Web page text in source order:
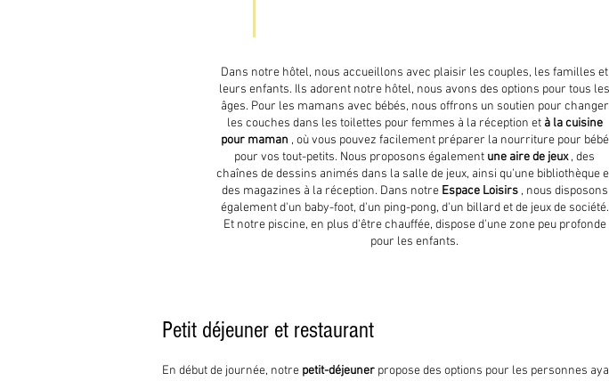
Dans notre hôtel, nous accueillons avec plaisir les couples, les familles et
leurs enfants. Ils adorent notre hôtel, nous avons des options pour tous les
âges. Pour les mamans avec bébés, nous offrons un soutien pour changer
les couches dans les toilettes pour femmes à la réception et à la cuisine
pour maman , où vous pouvez facilement préparer la nourriture pour bébé
pour vos tout-petits. Nous proposons également une aire de jeux, des
chaînes de dessins animés dans la salle de jeux, ainsi qu'une bibliothèque
des magazines à la réception. Dans notre EspaceLoisirs, nous disposons
également d'un baby-foot, d'un ping-pong, d'un billard et de jeux de société.
Et notre piscine, en plus d'être chauffée, dispose d'une zone peu profonde
pour les enfants.
Petit déjeuner et restaurant
En début de journée, notre petit-déjeuner propose des options pour les personnes